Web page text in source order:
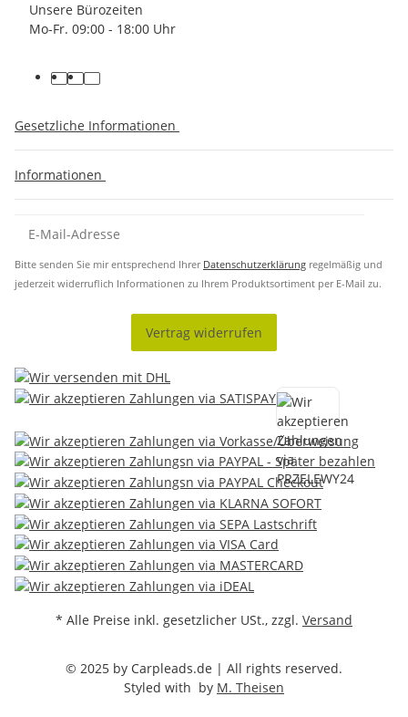
Unsere Bürozeiten
Mo-Fr. 09:00 - 18:00 Uhr
Gesetzliche Informationen
Informationen
Bitte senden Sie mir entsprechend Ihrer Datenschutzerklärung regelmäßig und
jederzeit widerruflich Informationen zu Ihrem Produktsortiment per E-Mail zu.
Vertrag widerrufen
* Alle Preise inkl. gesetzlicher USt., zzgl. Versand
© 2025 by Carpleads.de | All rights reserved.
Styled with by M. Theisen